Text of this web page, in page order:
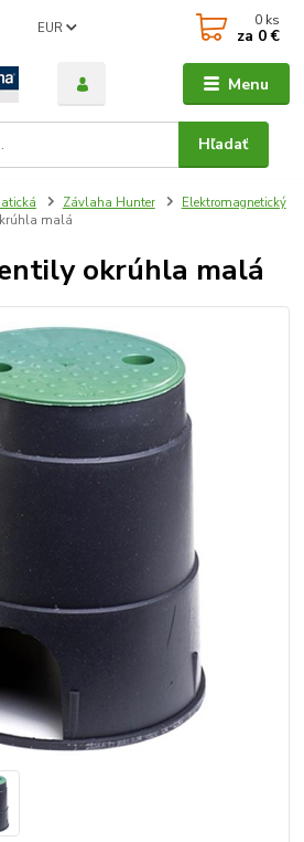
Menu
EUR
Hľadať
0 ks
za 0 €
Závlaha Hunter
Elektromagnetický
malá
okrúhla malá